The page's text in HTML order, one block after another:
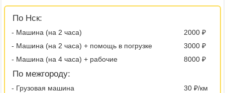
По Нск:
- Машина (на 2 часа)
2000 ₽
- Машина (на 2 часа) + помощь в погрузке
3000 ₽
- Машина (на 4 часа) + рабочие
8000 ₽
По межгороду:
- Грузовая машина 30 ₽/км